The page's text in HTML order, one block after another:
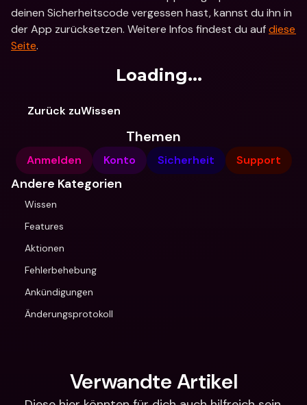
deinen Sicherheitscode vergessen hast, kannst du ihn in
der App zurücksetzen. Weitere Infos findest du auf diese
Seite.
Loading...
Zurück zuWissen
Themen
Anmelden Konto Sicherheit Support
Andere Kategorien
Wissen
Features
Aktionen
Fehlerbehebung
Ankündigungen
Änderungsprotokoll
Verwandte Artikel